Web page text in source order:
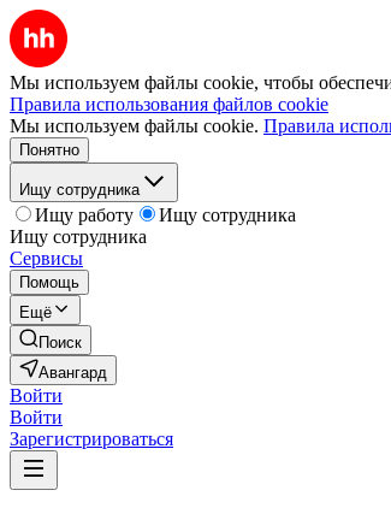
Мы используем файлы cookie, чтобы
Правила использования файлов cookie
Мы используем файлы cookie. Правила
Понятно
Ищу сотрудника
Ищу работу
Ищу сотрудника
Ищу сотрудника
Сервисы
Помощь
Ещё
Поиск
Авангард
Войти
Войти
Зарегистрироваться